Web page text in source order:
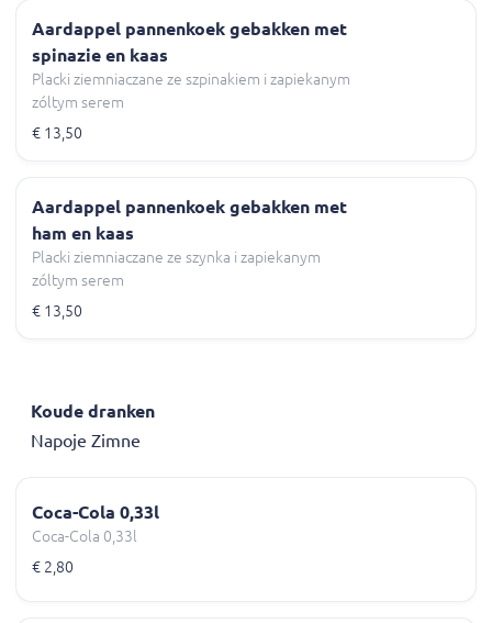
Aardappel pannenkoek gebakken met
spinazie en kaas
Placki ziemniaczane ze szpinakiem i zapiekanym
zóltym serem
€ 13,50
Aardappel pannenkoek gebakken met
ham en kaas
Placki ziemniaczane ze szynka i zapiekanym
zóltym serem
€ 13,50
Koude dranken
Napoje Zimne
Coca-Cola 0,33l
Coca-Cola 0,33l
€ 2,80